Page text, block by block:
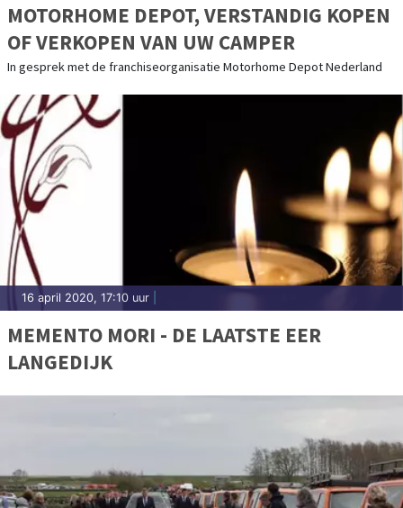
MOTORHOME DEPOT, VERSTANDIG KOPEN
OF VERKOPEN VAN UW CAMPER
In gesprek met de franchiseorganisatie Motorhome Depot Nederland
16 april 2020, 17:10 uur
MEMENTO MORI - DE LAATSTE EER
LANGEDIJK